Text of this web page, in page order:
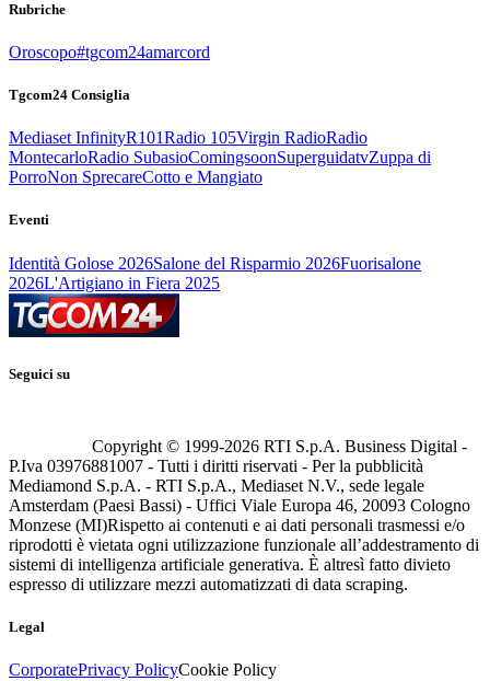
Rubriche
Oroscopo#tgcom24amarcord
Tgcom24 Consiglia
Mediaset InfinityR101Radio 105Virgin RadioRadio
MontecarloRadio SubasioComingsoonSuperguidatvZuppa di
PorroNon SprecareCotto e Mangiato
Eventi
Identità Golose 2026Salone del Risparmio 2026Fuorisalone
2026L'Artigiano in Fiera 2025
Seguici su
Copyright © 1999-2026 RTI S.p.A. Business Digital -
P.Iva 03976881007 - Tutti i diritti riservati - Per la pubblicità
Mediamond S.p.A. - RTI S.p.A., Mediaset N.V., sede legale
Amsterdam (Paesi Bassi) - Uffici Viale Europa 46, 20093 Cologno
Monzese (MI)Rispetto ai contenuti e ai dati personali trasmessi e/o
riprodotti è vietata ogni utilizzazione funzionale all’addestramento di
sistemi di intelligenza artificiale generativa. È altresì fatto divieto
espresso di utilizzare mezzi automatizzati di data scraping.
Legal
CorporatePrivacy PolicyCookie Policy